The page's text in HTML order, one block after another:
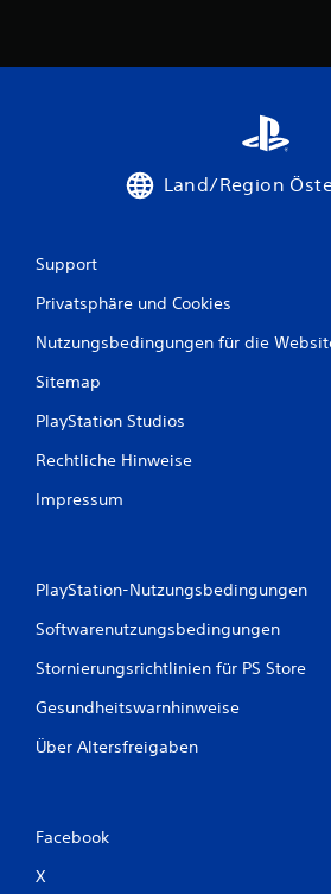
Land/Region
Support
Privatsphäre und Cookies
Nutzungsbedingungen für die
Sitemap
PlayStation Studios
Rechtliche Hinweise
Impressum
PlayStation-Nutzungsbedingungen
Softwarenutzungsbedingungen
Stornierungsrichtlinien für PS Store
Gesundheitswarnhinweise
Über Altersfreigaben
Facebook
X